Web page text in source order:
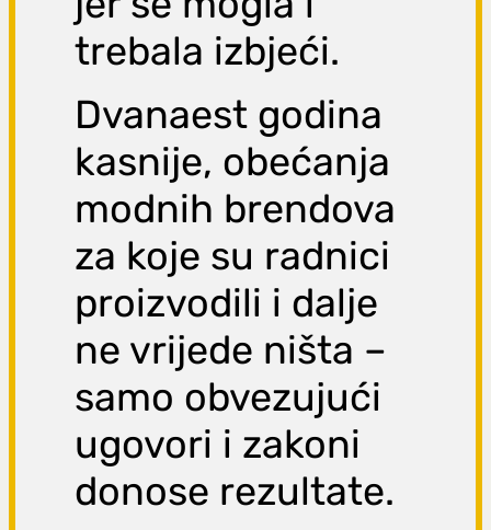
trebala izbjeći.
Dvanaest godina
kasnije, obećanja
modnih brendova
za koje su radnici
proizvodili i dalje
ne vrijede ništa –
samo obvezujući
ugovori i zakoni
donose rezultate.